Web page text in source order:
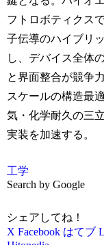
フトロボティクス
子伝導のハイブリ
し、デバイス全体
と界面整合が競争
スケールの構造最
気・化学耐久の三
実装を加速する。
工学
Search by Google
シェアしてね！
X Facebook はてブ